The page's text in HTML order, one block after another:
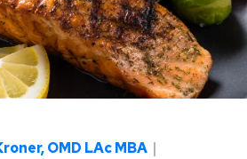
OMD LAc MBA ｜